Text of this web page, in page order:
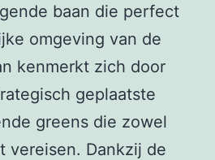
baan die perfect
omgeving van de
kenmerkt zich door
geplaatste
greens die zowel
vereisen. Dankzij de